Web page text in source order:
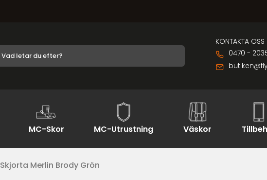
KONTAKTA OSS
0470 -
MC-Skor MC-Utrustning Väskor
Skjorta Merlin Brody Grön